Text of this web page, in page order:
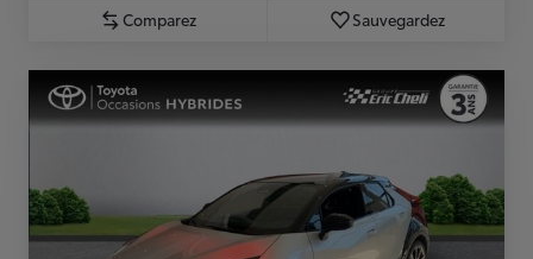
Comparez Sauvegardez